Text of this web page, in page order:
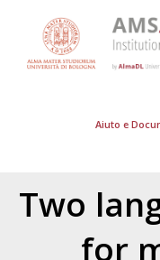
Aiuto e
Two
for